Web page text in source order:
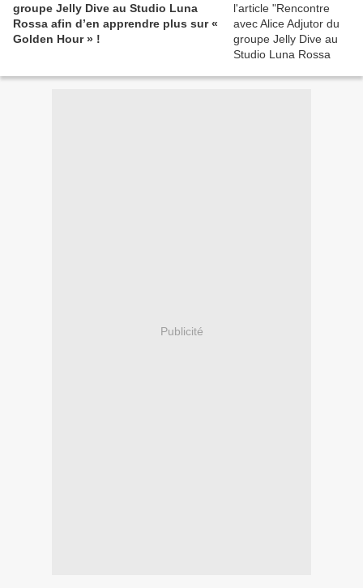
groupe Jelly Dive au Studio Luna
Rossa afin d’en apprendre plus sur «
Golden Hour » !
Publicité